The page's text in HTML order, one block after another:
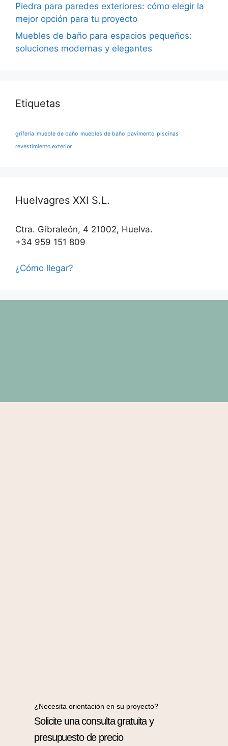
Piedra para paredes exteriores: cómo elegir la
mejor opción para tu proyecto
Muebles de baño para espacios pequeños:
soluciones modernas y elegantes
Etiquetas
grifería mueble de baño muebles de baño pavimento piscinas
revestimiento exterior
Huelvagres XXI S.L.
Ctra. Gibraleón, 4 21002, Huelva.
+34 959 151 809
¿Cómo llegar?
¿Necesita orientación en su proyecto?
Solicite una consulta gratuita y
presupuesto de precio